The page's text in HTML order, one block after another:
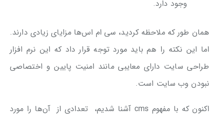
وجود دارد.
همان طور که ملاحظه کردید، سی ام اس‌ها مزایای زیادی دارند.
اما این نکته را هم باید مورد توجه قرار داد که این نرم افزار
طراحی سایت دارای معایبی مانند امنیت پایین و اختصاصی
نبودن وب سایت است.
اکنون که با مفهوم cms آشنا شدیم، تعدادی از آن‌ها را مورد